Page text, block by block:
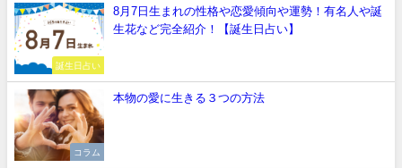
誕生日占い
8月7日生まれの性格や恋愛傾向や運勢！有名人や誕
生花など完全紹介！【誕生日占い】
コラム
本物の愛に生きる３つの方法